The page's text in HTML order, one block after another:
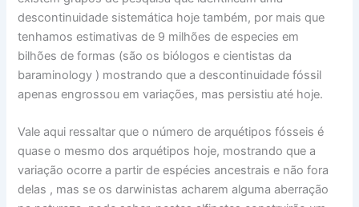
descontinuidade sistemática hoje também, por mais que
tenhamos estimativas de 9 milhões de especies em
bilhões de formas (são os biólogos e cientistas da
baraminology ) mostrando que a descontinuidade fóssil
apenas engrossou em variações, mas persistiu até hoje.
Vale aqui ressaltar que o número de arquétipos fósseis é
quase o mesmo dos arquétipos hoje, mostrando que a
variação ocorre a partir de espécies ancestrais e não fora
delas , mas se os darwinistas acharem alguma aberração